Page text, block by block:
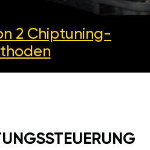
2 Chiptuning-